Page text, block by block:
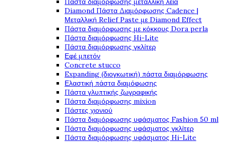
Diamond Πάστα Διαμόρφωσης Cadence |
Μεταλλική Relief Paste με Diamond Effect
Πάστα διαμόρφωσης με κόκκους Dora perla
Πάστα διαμόρφωσης Hi-Lite
Πάστα διαμόρφωσης γκλίτερ
Εφέ μπετόν
Concrete stucco
Expanding (διογκωτική) πάστα διαμόρφωσης
Ελαστική πάστα διαμόφωσης
Πάστα γλυπτικής ζωγραφικής
Πάστα διαμόρφωσης mixion
Πάστες χιονιού
Πάστα διαμόρφωσης υφάσματος Fashion 50 ml
Πάστα διαμόρφωσης υφάσματος γκλίτερ
Πάστα διαμόρφωσης υφάσματος Hi-Lite